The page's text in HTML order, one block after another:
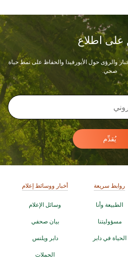
على اطلاع
والرؤى حول الأيورفيدا والحفاظ على نمط حياة
صحي.
يُقدِّم
روابط سريعة
الطبيعة وأنا
مسؤوليتنا
الحياة في دابر
أخبار ووسائط إعلام
وسائل الإعلام
بيان صحفي
دابر ويلنس
الحملات